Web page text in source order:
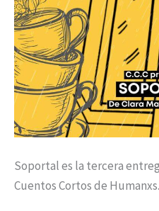
Soportal es la tercera
Cuentos Cortos de Humanxs.